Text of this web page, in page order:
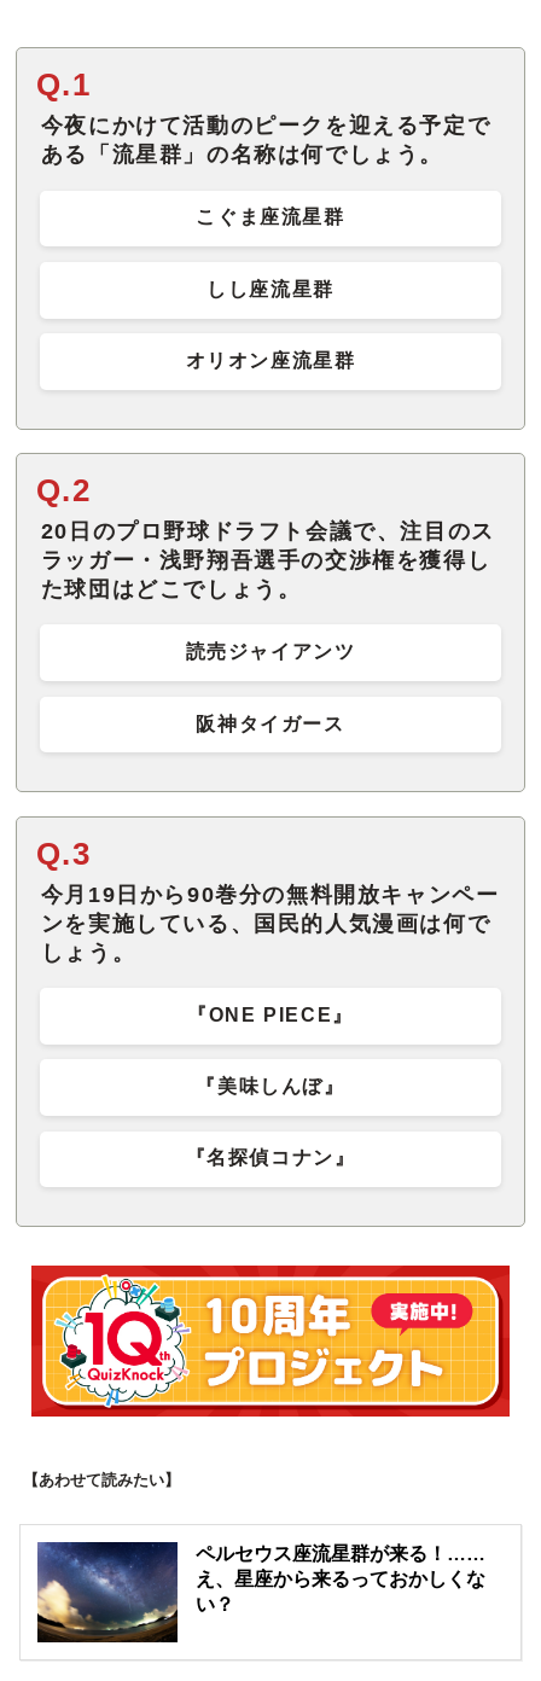
Q.1
今夜にかけて活動のピークを迎える予定で
ある「流星群」の名称は何でしょう。
こぐま座流星群
しし座流星群
オリオン座流星群
Q.2
20日のプロ野球ドラフト会議で、注目のス
ラッガー・浅野翔吾選手の交渉権を獲得し
た球団はどこでしょう。
読売ジャイアンツ
阪神タイガース
Q.3
今月19日から90巻分の無料開放キャンペー
ンを実施している、国民的人気漫画は何で
しょう。
『ONE PIECE』
『美味しんぼ』
『名探偵コナン』
【あわせて読みたい】
ペルセウス座流星群が来る！……
え、星座から来るっておかしくな
い？